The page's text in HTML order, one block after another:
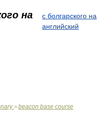
на
с болгарского на
английский
> beacon base course